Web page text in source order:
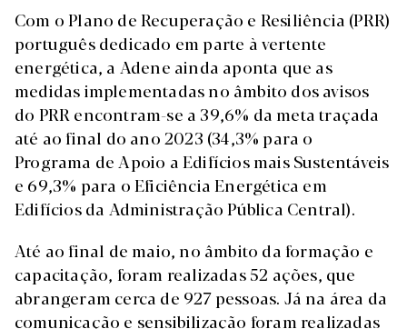
Com o Plano de Recuperação e Resiliência (PRR)
português dedicado em parte à vertente
energética, a Adene ainda aponta que as
medidas implementadas no âmbito dos avisos
do PRR encontram-se a 39,6% da meta traçada
até ao final do ano 2023 (34,3% para o
Programa de Apoio a Edifícios mais Sustentáveis
e 69,3% para o Eficiência Energética em
Edifícios da Administração Pública Central).
Até ao final de maio, no âmbito da formação e
capacitação, foram realizadas 52 ações, que
abrangeram cerca de 927 pessoas. Já na área da
comunicação e sensibilização foram realizadas